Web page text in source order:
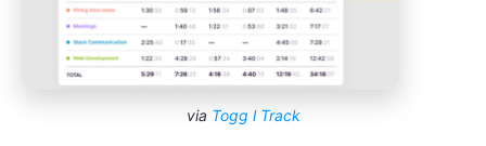
via Togg l Track